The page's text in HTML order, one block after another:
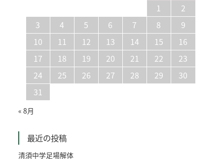
1
2
3
4 5 6 7 8
9
10
11 12 13 14 15
16
17
18 19 20 21 22
23
24
25 26 27 28 29
30
31
« 8月
最近の投稿
清須中学足場解体